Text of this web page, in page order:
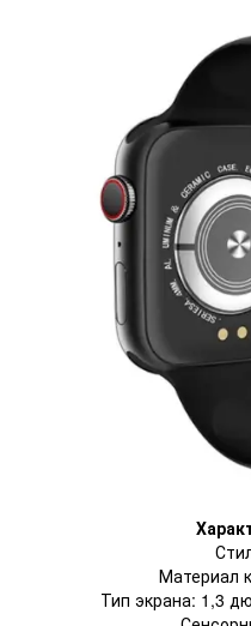
Материал
Тип экрана: 1,3